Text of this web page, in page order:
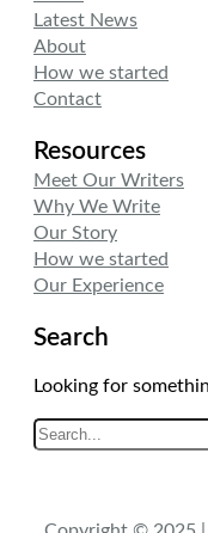
Latest News
About
How we started
Contact
Resources
Meet Our Writers
Why We Write
Our Story
How we started
Our Experience
Search
Looking for